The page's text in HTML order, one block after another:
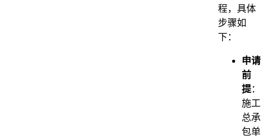
程，具体
步骤如
下：
申请
前
提：
施工
总承
包单